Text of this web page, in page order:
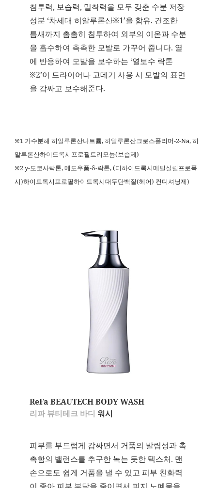
침투력, 보습력, 밀착력을 모두 갖춘 수분 저장
성분 ‘차세대 히알루론산※1’을 함유. 건조한
틈새까지 촘촘히 침투하여 외부의 이온과 수분
을 흡수하여 촉촉한 모발로 가꾸어 줍니다. 열
에 반응하여 모발을 보수하는 ‘열보수 락톤
※2’이 드라이어나 고데기 사용 시 모발의 표면
을 감싸고 보수해준다.
※1 가수분해 히알루론산나트륨, 히알루론산크로스폴리머-2-Na, 히
알루론산하이드록시프로필트리모늄(보습제)
※2 y-도코사락톤, 메도우폼-δ-락톤, (디하이드록시메틸실릴프로폭
시)하이드록시프로필하이드록시대두단백질(헤어) 컨디셔닝제)
ReFa BEAUTECH BODY WASH
리파 뷰티테크 바디 워시
피부를 부드럽게 감싸면서 거품의 발림성과 촉
촉함의 밸런스를 추구한 녹는 듯한 텍스처. 맨
손으로도 쉽게 거품을 낼 수 있고 피부 친화력